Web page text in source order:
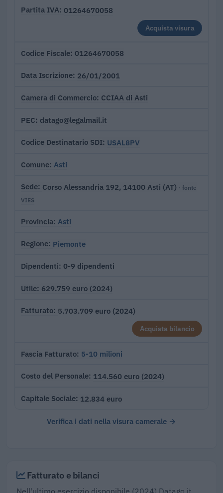
Partita IVA 01264670058
Acquista visura
Codice Fiscale 01264670058
Data Iscrizione 26/01/2001
Camera di Commercio CCIAA di Asti
PEC datago@legalmail.it
Codice Destinatario SDI USAL8PV
Comune Asti
Sede Corso Alessandria 192, 14100 Asti (AT) · fonte
VIES
Provincia Asti
Regione Piemonte
Dipendenti 0-9 dipendenti
Utile 629.759 euro (2024)
Fatturato 5.703.709 euro (2024)
Acquista bilancio
Fascia Fatturato 5-10 milioni
Costo del Personale 114.560 euro (2024)
Capitale Sociale 12.834 euro
Verifica i dati nella visura camerale →
Fatturato e bilanci
Nell'ultimo esercizio disponibile (2024) Datago.it